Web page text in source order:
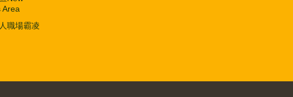
Area
職場霸凌